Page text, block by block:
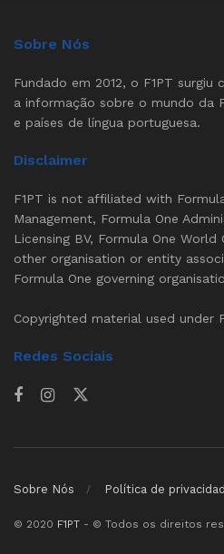
Sobre Nós
Fundado em 2012, o F1PT
a informação sobre o mundo da
e países de língua portuguesa.
Disclaimer
F1PT is not affiliated with
Management, Formula One
Licensing BV, Formula One
other organisation or entity
Formula One governing
Copyrighted material used under
Redes Sociais
Sobre Nós Política de
© 2020 F1PT - © Todos os direitos